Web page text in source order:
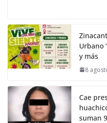
Urbano
y más
8
Cae
suman